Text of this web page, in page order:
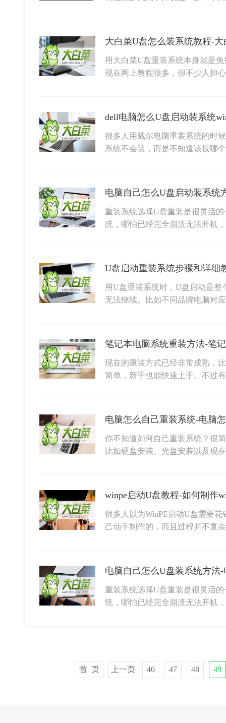
大白菜U盘怎么装系统教程-
用大白菜U盘重装系统本身就是
现在网上教程很多，但不少人担
很多人用戴尔电脑重装系统的时
系统不会装，而是不知道该按哪
重装系统选择U盘重装是很灵活
统，哪怕已经完全崩溃无法开机
用U盘重装系统时，U盘启动是
无法继续。比如不同品牌电脑对
笔记本电脑系统重装方法-笔
现在的重装方式已经非常成熟，
简单，新手也能快速上手。不过
电脑怎么自己重装系统-电脑
你不知道如何自己重装系统？很
比如硬盘安装、光盘安装以及现
winpe启动U盘教程-如何制作
很多人以为WinPE启动U盘需要
己动手制作的，而且过程并不复
电脑自己怎么U盘装系统方法
重装系统选择U盘重装是很灵活
统，哪怕已经完全崩溃无法开机
首 页 上一页 46 47 48 49